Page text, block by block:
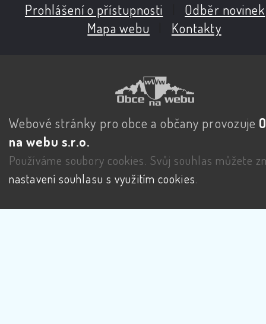
Prohlášení o přístupnosti Odběr novinek
Mapa webu
Kontakty
Webové stránky pro obce a občany provozuje
na webu s.r.o.
Používáme soubory cookies. Svůj souhlas můžete
nastavení souhlasu s využitím cookies.